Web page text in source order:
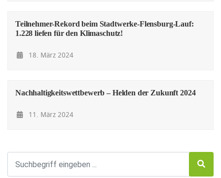
Teilnehmer-Rekord beim Stadtwerke-Flensburg-Lauf:
1.228 liefen für den Klimaschutz!
18. März 2024
Nachhaltigkeitswettbewerb – Helden der Zukunft 2024
11. März 2024